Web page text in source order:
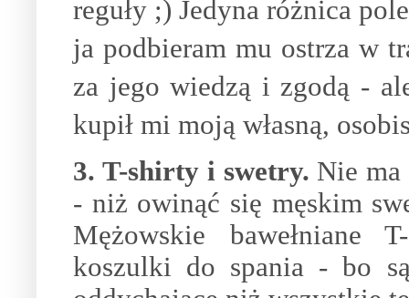
reguły ;) Jedyna różnica
ja podbieram mu ostrza w
za jego wiedzą i zgodą -
kupił mi moją własną,
3. T-shirty i swetry. Nie ma
- niż owinąć się męskim
Mężowskie bawełniane
koszulki do spania - bo